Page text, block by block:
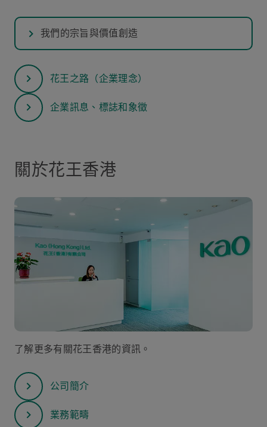
我們的宗旨與價值創造
花王之路（企業理念）
企業訊息、標誌和象徵
關於花王香港
了解更多有關花王香港的資訊。
公司簡介
業務範疇